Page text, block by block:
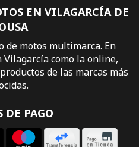
EN VILAGARCÍA DE
de motos multimarca. En
como la online,
de las marcas más
DE PAGO